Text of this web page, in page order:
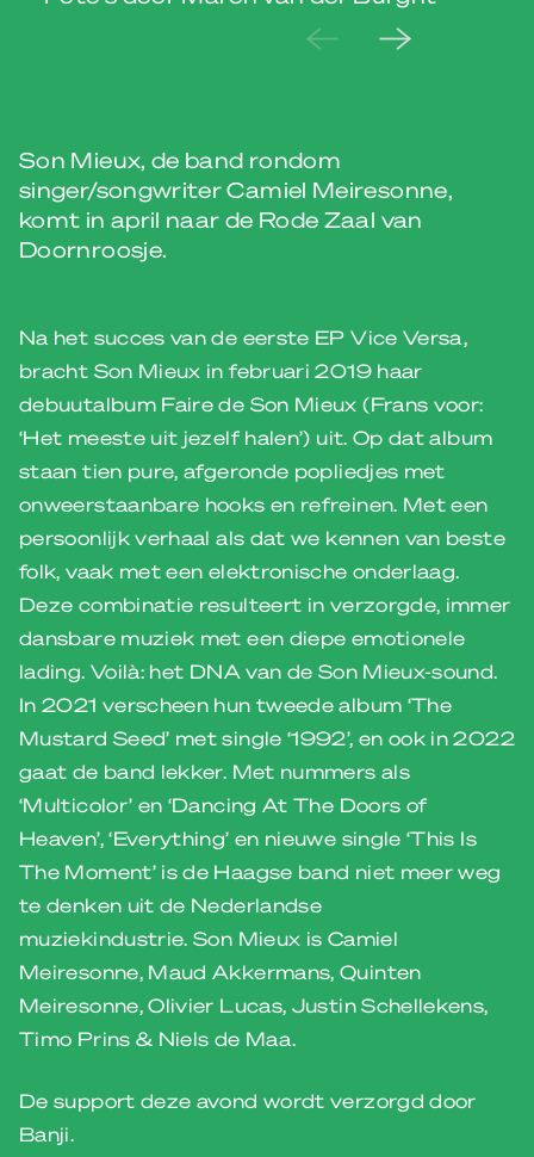
Son Mieux, de band rondom
singer/songwriter Camiel Meiresonne,
komt in april naar de Rode Zaal van
Doornroosje.
Na het succes van de eerste EP Vice Versa,
bracht Son Mieux in februari 2019 haar
debuutalbum Faire de Son Mieux (Frans voor:
‘Het meeste uit jezelf halen’) uit. Op dat album
staan tien pure, afgeronde popliedjes met
onweerstaanbare hooks en refreinen. Met een
persoonlijk verhaal als dat we kennen van beste
folk, vaak met een elektronische onderlaag.
Deze combinatie resulteert in verzorgde, immer
dansbare muziek met een diepe emotionele
lading. Voilà: het DNA van de Son Mieux-sound.
In 2021 verscheen hun tweede album ‘The
Mustard Seed’ met single ‘1992’, en ook in 2022
gaat de band lekker. Met nummers als
‘Multicolor’ en ‘Dancing At The Doors of
Heaven’, ‘Everything’ en nieuwe single ‘This Is
The Moment’ is de Haagse band niet meer weg
te denken uit de Nederlandse
muziekindustrie. Son Mieux is Camiel
Meiresonne, Maud Akkermans, Quinten
Meiresonne, Olivier Lucas, Justin Schellekens,
Timo Prins & Niels de Maa.
De support deze avond wordt verzorgd door
Banji.